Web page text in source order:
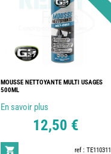
MOUSSE NETTOYANTE MULTI USAGES
500ML
En savoir plus
12,50 €
ref : TE110311